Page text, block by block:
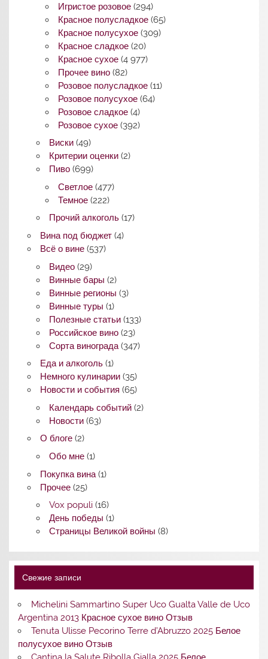
Игристое розовое (294)
Красное полусладкое (65)
Красное полусухое (309)
Красное сладкое (20)
Красное сухое (4 977)
Прочее вино (82)
Розовое полусладкое (11)
Розовое полусухое (64)
Розовое сладкое (4)
Розовое сухое (392)
Виски(49)
Критерии оценки(2)
Пиво(699)
Светлое (477)
Темное (222)
Прочий алкоголь(17)
Вина под бюджет(4)
Всё о вине(537)
Видео(29)
Винные бары (2)
Винные регионы (3)
Винные туры (1)
Полезные статьи(133)
Российское вино(23)
Сорта винограда(347)
Еда и алкоголь(1)
Немного кулинарии(35)
Новости и события (65)
Календарь событий(2)
Новости(63)
О блоге(2)
Обо мне(1)
Покупка вина(1)
Прочее(25)
Vox populi(16)
День победы (1)
Страницы Великой войны (8)
Свежие записи
Michelini Sammartino Super Uco Gualta Valle de Uco
Argentina 2013 Красное сухое вино Отзыв
Tenuta Ulisse Pecorino Terre d’Abruzzo 2025 Белое
полусухое вино Отзыв